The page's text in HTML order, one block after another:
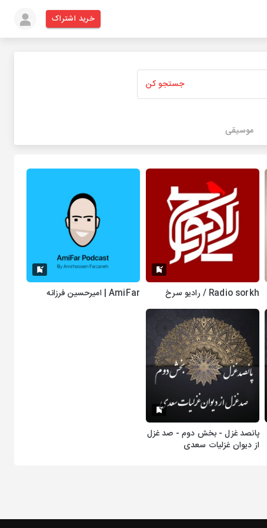
خرید اشتراک
جستجو کن
موسیقی
Radio sorkh / رادیو سرخ AmiFar | امیرحسین فرزانه
پانصد غزل - بخش دوم - صد غزل
از دیوان غزلیات سعدی